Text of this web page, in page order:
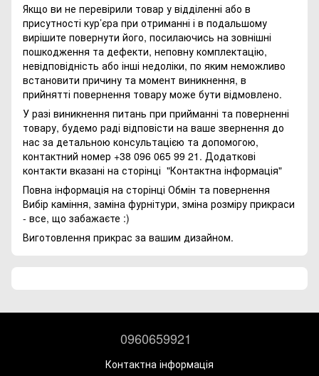
Якщо ви не перевірили товар у відділенні або в
присутності кур’єра при отриманні і в подальшому
вирішите повернути його, посилаючись на зовнішні
пошкодження та дефекти, неповну комплектацію,
невідповідність або інші недоліки, по яким неможливо
встановити причину та момент виникнення, в
прийнятті повернення товару може бути відмовлено.
У разі виникнення питань при прийманні та поверненні
товару, будемо раді відповісти на ваше звернення до
нас за детальною консультацією та допомогою,
контактний номер +38 096 065 99 21. Додаткові
контакти вказані на сторінці "Контактна інформація"
Повна інформація на сторінці Обмін та повернення
Вибір каміння, заміна фурнітури, зміна розміру прикраси
- все, що забажаєте :)
Виготовлення прикрас за вашим дизайном.
0960659921
Контактна інформація